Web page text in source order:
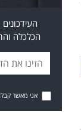
הכלכלה
אני מאשר קבלת